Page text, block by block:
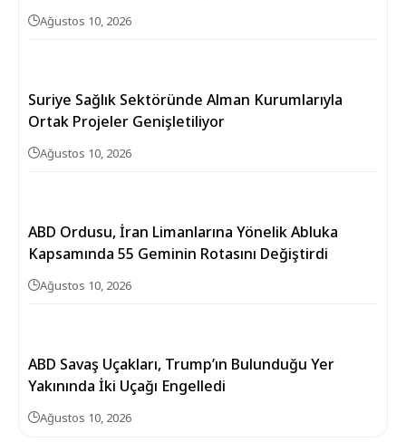
Ağustos 10, 2026
Suriye Sağlık Sektöründe Alman Kurumlarıyla
Ortak Projeler Genişletiliyor
Ağustos 10, 2026
ABD Ordusu, İran Limanlarına Yönelik Abluka
Kapsamında 55 Geminin Rotasını Değiştirdi
Ağustos 10, 2026
ABD Savaş Uçakları, Trump’ın Bulunduğu Yer
Yakınında İki Uçağı Engelledi
Ağustos 10, 2026